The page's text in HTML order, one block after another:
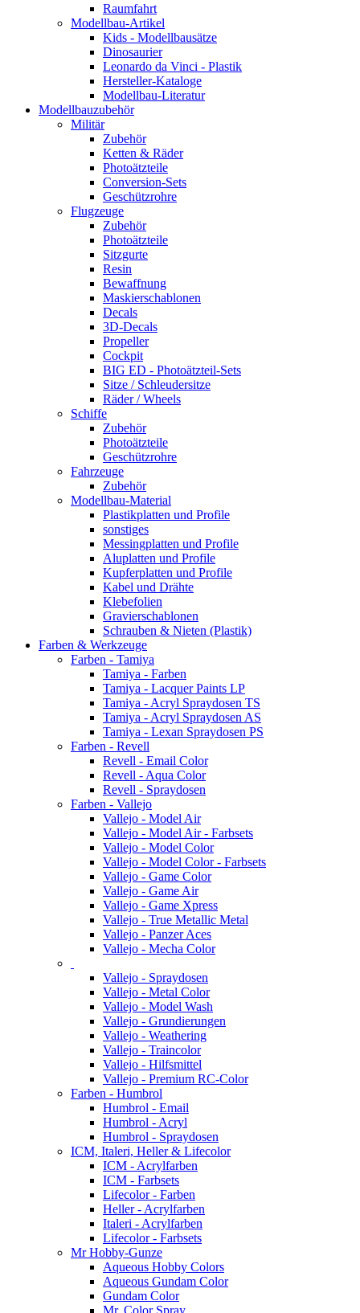
Raumfahrt
Modellbau-Artikel
Kids - Modellbausätze
Dinosaurier
Leonardo da Vinci - Plastik
Hersteller-Kataloge
Modellbau-Literatur
Modellbauzubehör
Militär
Zubehör
Ketten & Räder
Photoätzteile
Conversion-Sets
Geschützrohre
Flugzeuge
Zubehör
Photoätzteile
Sitzgurte
Resin
Bewaffnung
Maskierschablonen
Decals
3D-Decals
Propeller
Cockpit
BIG ED - Photoätzteil-Sets
Sitze / Schleudersitze
Räder / Wheels
Schiffe
Zubehör
Photoätzteile
Geschützrohre
Fahrzeuge
Zubehör
Modellbau-Material
Plastikplatten und Profile
sonstiges
Messingplatten und Profile
Aluplatten und Profile
Kupferplatten und Profile
Kabel und Drähte
Klebefolien
Gravierschablonen
Schrauben & Nieten (Plastik)
Farben & Werkzeuge
Farben - Tamiya
Tamiya - Farben
Tamiya - Lacquer Paints LP
Tamiya - Acryl Spraydosen TS
Tamiya - Acryl Spraydosen AS
Tamiya - Lexan Spraydosen PS
Farben - Revell
Revell - Email Color
Revell - Aqua Color
Revell - Spraydosen
Farben - Vallejo
Vallejo - Model Air
Vallejo - Model Air - Farbsets
Vallejo - Model Color
Vallejo - Model Color - Farbsets
Vallejo - Game Color
Vallejo - Game Air
Vallejo - Game Xpress
Vallejo - True Metallic Metal
Vallejo - Panzer Aces
Vallejo - Mecha Color
Vallejo - Spraydosen
Vallejo - Metal Color
Vallejo - Model Wash
Vallejo - Grundierungen
Vallejo - Weathering
Vallejo - Traincolor
Vallejo - Hilfsmittel
Vallejo - Premium RC-Color
Farben - Humbrol
Humbrol - Email
Humbrol - Acryl
Humbrol - Spraydosen
ICM, Italeri, Heller & Lifecolor
ICM - Acrylfarben
ICM - Farbsets
Lifecolor - Farben
Heller - Acrylfarben
Italeri - Acrylfarben
Lifecolor - Farbsets
Mr Hobby-Gunze
Aqueous Hobby Colors
Aqueous Gundam Color
Gundam Color
Mr. Color Spray